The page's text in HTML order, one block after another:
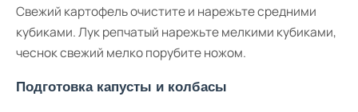
Свежий картофель очистите и нарежьте средними
кубиками. Лук репчатый нарежьте мелкими кубиками,
чеснок свежий мелко порубите ножом.
Подготовка капусты и колбасы